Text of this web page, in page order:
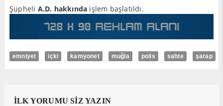
Şüpheli A.D. hakkında işlem başlatıldı.
emniyet içki kamyonet muğla polis sahte şarap
İLK YORUMU SİZ YAZIN